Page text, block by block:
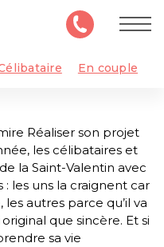
En couple
Réaliser son projet
les célibataires et
la Saint-Valentin avec
: les uns la craignent car
autres parce qu’il va
que sincère. Et si
sa vie